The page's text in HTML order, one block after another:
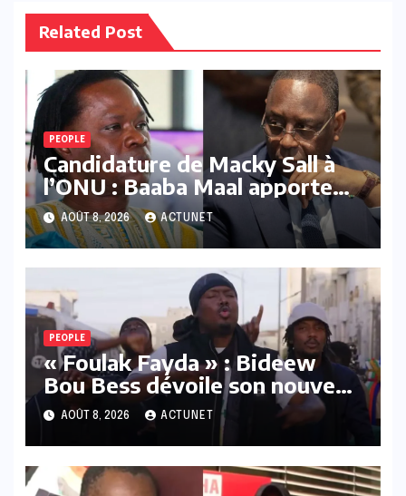
Related Post
PEOPLE
Candidature de Macky Sall à
l’ONU : Baaba Maal apporte
son soutien…
AOÛT 8, 2026 ACTUNET
PEOPLE
« Foulak Fayda » : Bideew
Bou Bess dévoile son nouveau
clip officiel
AOÛT 8, 2026 ACTUNET